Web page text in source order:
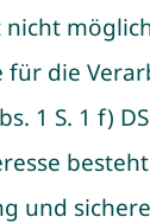
nicht
für die
1 S. 1 f)
und